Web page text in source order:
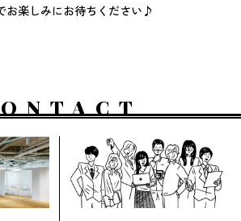
お楽しみにお待ちください♪